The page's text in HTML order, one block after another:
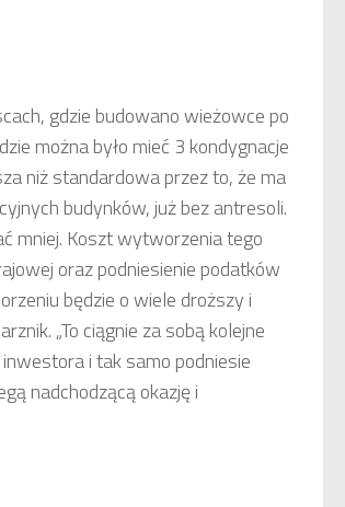
gdzie budowano wieżowce po
można było mieć 3 kondygnacje
niż standardowa przez to, że ma
budynków, już bez antresoli.
mniej. Koszt wytworzenia tego
oraz podniesienie podatków
będzie o wiele droższy i
„To ciągnie za sobą kolejne
i tak samo podniesie
nadchodzącą okazję i